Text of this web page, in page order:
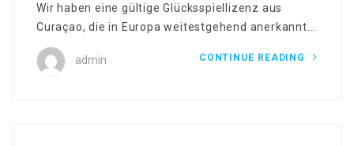
Wir haben eine gültige Glücksspiellizenz aus
Curaçao, die in Europa weitestgehend anerkannt...
admin CONTINUE READING